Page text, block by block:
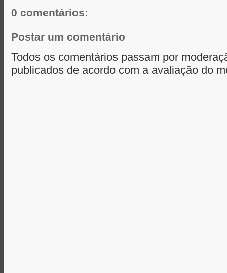
0 comentários:
Postar um comentário
Todos os comentários passam por
publicados de acordo com a avaliação do